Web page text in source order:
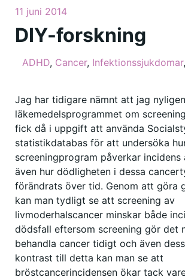
11 juni 2014
DIY-forskning
ADHD, Cancer, Infektionssjukdomar,
Jag har tidigare nämnt att jag
läkemedelsprogrammet om
fick då i uppgift att använda
statistikdatabas för att undersöka
screeningprogram påverkar incidens
även hur dödligheten i dessa
förändrats över tid. Genom att göra
kan man tydligt se att screening av
livmoderhalscancer minskar både
dödsfall eftersom screening gör det
behandla cancer tidigt och även
kontrast till detta kan man se att
bröstcancerincidensen ökar tack